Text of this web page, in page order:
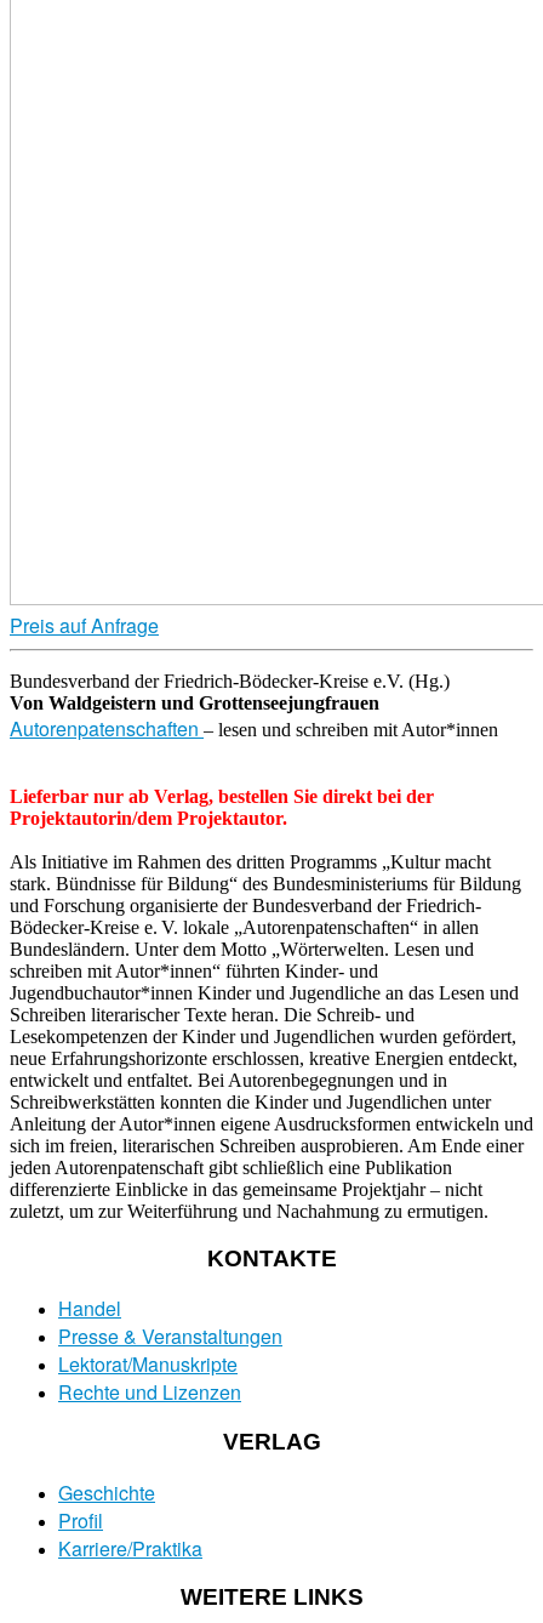
Preis auf Anfrage
Bundesverband der Friedrich-Bödecker-Kreise e.V. (Hg.)
Von Waldgeistern und Grottenseejungfrauen
Autorenpatenschaften – lesen und schreiben mit Autor*innen
Lieferbar nur ab Verlag, bestellen Sie direkt bei der
Projektautorin/dem Projektautor.
Als Initiative im Rahmen des dritten Programms „Kultur macht
stark. Bündnisse für Bildung“ des Bundesministeriums für Bildung
und Forschung organisierte der Bundesverband der Friedrich-
Bödecker-Kreise e. V. lokale „Autorenpatenschaften“ in allen
Bundesländern. Unter dem Motto „Wörterwelten. Lesen und
schreiben mit Autor*innen“ führten Kinder- und
Jugendbuchautor*innen Kinder und Jugendliche an das Lesen und
Schreiben literarischer Texte heran. Die Schreib- und
Lesekompetenzen der Kinder und Jugendlichen wurden gefördert,
neue Erfahrungshorizonte erschlossen, kreative Energien entdeckt,
entwickelt und entfaltet. Bei Autorenbegegnungen und in
Schreibwerkstätten konnten die Kinder und Jugendlichen unter
Anleitung der Autor*innen eigene Ausdrucksformen entwickeln und
sich im freien, literarischen Schreiben ausprobieren. Am Ende einer
jeden Autorenpatenschaft gibt schließlich eine Publikation
differenzierte Einblicke in das gemeinsame Projektjahr – nicht
zuletzt, um zur Weiterführung und Nachahmung zu ermutigen.
KONTAKTE
Handel
Presse & Veranstaltungen
Lektorat/Manuskripte
Rechte und Lizenzen
VERLAG
Geschichte
Profil
Karriere/Praktika
WEITERE LINKS